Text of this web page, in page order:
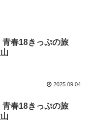
春18きっぷの旅
2025.09.04
春18きっぷの旅